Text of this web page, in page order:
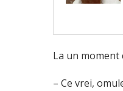
La un
– Ce vrei,